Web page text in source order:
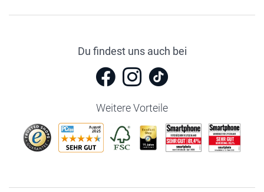
Du findest uns auch bei
Weitere Vorteile